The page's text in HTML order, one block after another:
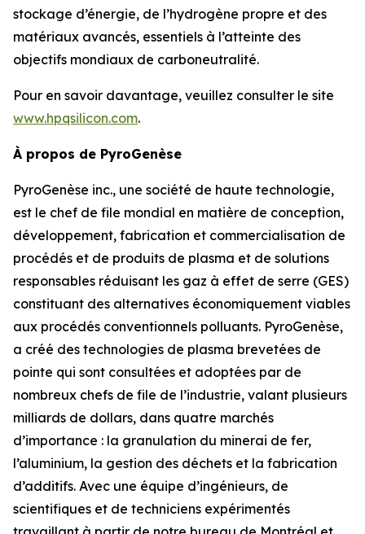
stockage d’énergie, de l’hydrogène propre et des
matériaux avancés, essentiels à l’atteinte des
objectifs mondiaux de carboneutralité.
Pour en savoir davantage, veuillez consulter le site
www.hpqsilicon.com.
À propos de PyroGenèse
PyroGenèse inc., une société de haute technologie,
est le chef de file mondial en matière de conception,
développement, fabrication et commercialisation de
procédés et de produits de plasma et de solutions
responsables réduisant les gaz à effet de serre (GES)
constituant des alternatives économiquement viables
aux procédés conventionnels polluants. PyroGenèse,
a créé des technologies de plasma brevetées de
pointe qui sont consultées et adoptées par de
nombreux chefs de file de l’industrie, valant plusieurs
milliards de dollars, dans quatre marchés
d’importance : la granulation du minerai de fer,
l’aluminium, la gestion des déchets et la fabrication
d’additifs. Avec une équipe d’ingénieurs, de
scientifiques et de techniciens expérimentés